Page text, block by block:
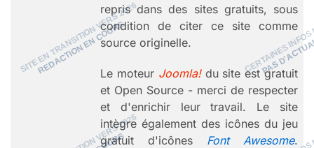
repris dans des sites gratuits, sous
condition de citer ce site comme
source originelle.
Le moteur Joomla!du site est gratuit
et Open Source - merci de respecter
et d'enrichir leur travail. Le site
intègre également des icônes du jeu
gratuit d'icônes Font Awesome.